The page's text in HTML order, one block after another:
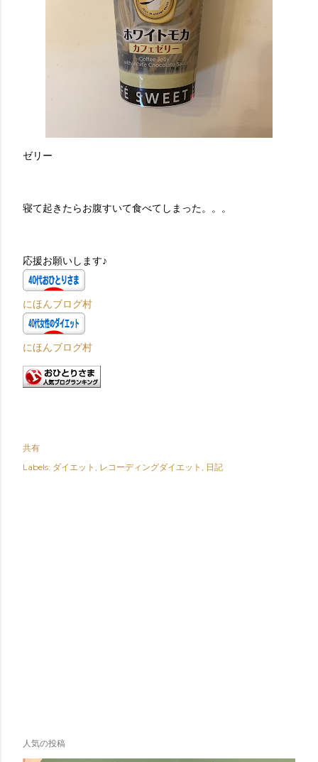
ゼリー
寝て起きたらお腹すいて食べてしまった。。。
応援お願いします♪
にほんブログ村
にほんブログ村
共有
Labels: ダイエット レコーディングダイエット 日記
人気の投稿